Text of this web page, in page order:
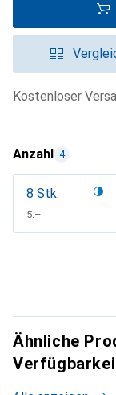
Kostenloser
Anzahl 4
8 Stk.
CHF
5.–
Ähnliche